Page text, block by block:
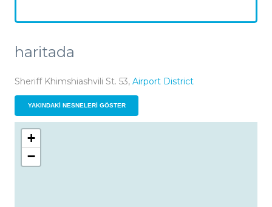
haritada
Sheriff Khimshiashvili St. 53, Airport District
YAKINDAKI NESNELERI GÖSTER
+
−